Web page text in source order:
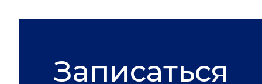
Записаться